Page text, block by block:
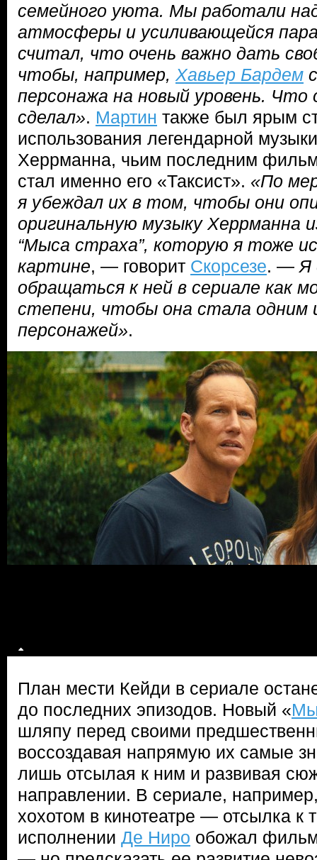
семейного уюта. Мы работали
атмосферы и усиливающейся
считал, что очень важно дать
чтобы, например, Хавьер Бардем
персонажа на новый уровень. Что
сделал». Мартин также был ярым
использования легендарной
Херрманна, чьим последним
стал именно его «Таксист». «По
я убеждал их в том, чтобы они
оригинальную музыку Херрманна
“Мыса страха”, которую я тоже
картине, — говорит Скорсезе. — Я
обращаться к ней в сериале как
степени, чтобы она стала одним
персонажей».
План мести Кейди в сериале
до последних эпизодов. Новый «
шляпу перед своими
воссоздавая напрямую их самые
лишь отсылая к ним и развивая
направлении. В сериале,
хохотом в кинотеатре — отсылка к
исполнении Де Ниро обожал